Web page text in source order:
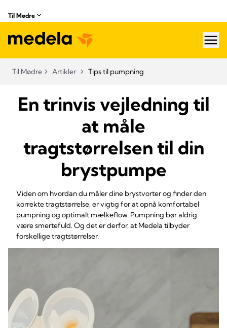
Til Mødre
Til Mødre Artikler Tips til pumpning
En trinvis vejledning til
at måle
tragtstørrelsen til din
brystpumpe
Viden om hvordan du måler dine brystvorter og finder den
korrekte tragtstørrelse, er vigtig for at opnå komfortabel
pumpning og optimalt mælkeflow. Pumpning bør aldrig
være smertefuld. Og det er derfor, at Medela tilbyder
forskellige tragtstørrelser.